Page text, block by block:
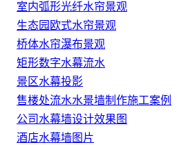
室内弧形光纤水帘景观
生态园欧式水帘景观
桥体水帘瀑布景观
矩形数字水幕流水
景区水幕投影
售楼处流水水景墙制作施工案例
公司水幕墙设计效果图
酒店水幕墙图片